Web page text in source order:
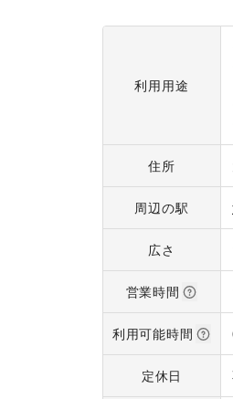
◆特徴◆
フィッティングルー
備え付け壁面ガラス
ガラスケース什器
ピクチャーレール完
利用用途
住所
周辺の駅
広さ
営業時間
利用可能時間
定休日